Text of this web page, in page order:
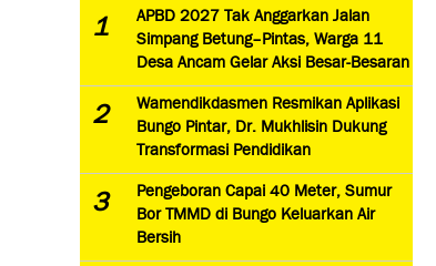
1
APBD 2027 Tak Anggarkan Jalan
Simpang Betung–Pintas, Warga 11
Desa Ancam Gelar Aksi Besar-Besaran
2
Wamendikdasmen Resmikan Aplikasi
Bungo Pintar, Dr. Mukhlisin Dukung
Transformasi Pendidikan
3
Pengeboran Capai 40 Meter, Sumur
Bor TMMD di Bungo Keluarkan Air
Bersih